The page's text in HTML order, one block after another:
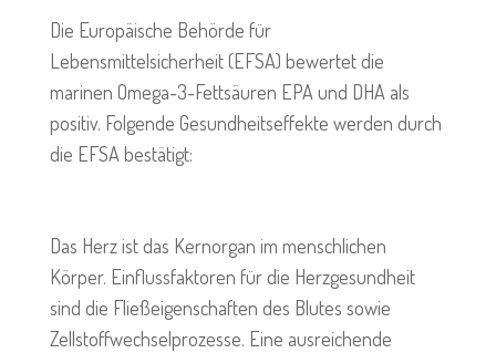
Die Europäische Behörde für
Lebensmittelsicherheit (EFSA) bewertet die
marinen Omega-3-Fettsäuren EPA und DHA als
positiv. Folgende Gesundheitseffekte werden durch
die EFSA bestätigt:
Das Herz ist das Kernorgan im menschlichen
Körper. Einflussfaktoren für die Herzgesundheit
sind die Fließeigenschaften des Blutes sowie
Zellstoffwechselprozesse. Eine ausreichende